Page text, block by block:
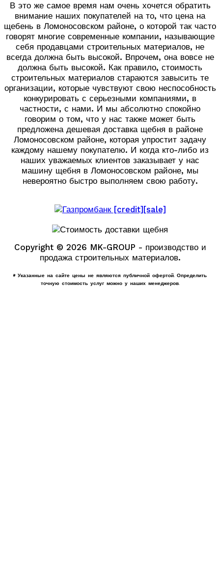
В это же самое время нам очень хочется обратить
внимание наших покупателей на то, что цена на
щебень в Ломоносовском районе, о которой так часто
говорят многие современные компании, называющие
себя продавцами строительных материалов, не
всегда должна быть высокой. Впрочем, она вовсе не
должна быть высокой. Как правило, стоимость
строительных материалов стараются завысить те
организации, которые чувствуют свою неспособность
конкурировать с серьезными компаниями, в
частности, с нами. И мы абсолютно спокойно
говорим о том, что у нас также может быть
предложена дешевая доставка щебня в районе
Ломоносовском районе, которая упростит задачу
каждому нашему покупателю. И когда кто-либо из
наших уважаемых клиентов заказывает у нас
машину щебня в Ломоносовском районе, мы
невероятно быстро выполняем свою работу.
Copyright © 2026 MK-GROUP - производство и
продажа строительных материалов.
* Указанные на сайте цены не являются публичной офертой. Определить
точную стоимость услуг можно у наших менеджеров.